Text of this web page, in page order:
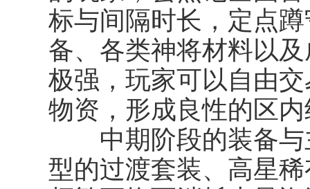
标与间隔时长，定点
备、各类神将材料以
极强，玩家可以自由
物资，形成良性的区
中期阶段的装备与
型的过渡套装、高星